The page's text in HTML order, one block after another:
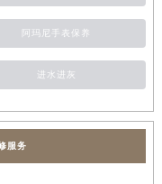
阿玛尼手表保养
进水进灰
服务